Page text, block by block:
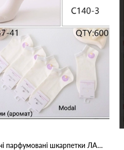
Жіночі парфумовані шкарпетки ЛАСТІВКА з модалу (Опт) 140-3 Білий